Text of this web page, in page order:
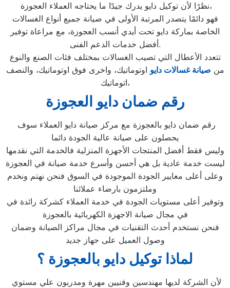
نظرًا لأن توكيل دايو يدرك جيدًا ما يحتاجه العملاء العجوزة،
فهو دائمًا يتصدر المرتبة الأولى في صيانة جميع أنواع الغسالات
الخاصة بماركة دايو تحت أيدي أنسب العجوزة، مع مراعاة توفير
أفضل خدمات الدعم الفنى.
تتعدد الأعطال التي تصيب الغسالات بمختلف فئات الصنع والنوع
من صيانة غسالات دايو اوتوماتيك، واخرى فوق اوتوماتيك، والنصف
اتوماتيك،
رقم ضمان دايو العجوزة
يحصلون على صيانة عالية الجودة دائما
وليس فقط أفضل المنتجات الأجهزة المنزلية فالخدمة التي نقدمها
ليست خدمة عادية بل هي أحسن وأسرع خدمة صيانة في العجوزة
وعلى أعلى معايير الجودة الموجودة في السوق فنحن نهتم ونخدم
وملتزمون بارضاء عملائنا
وتوفير أعلى مستويات الجودة في خدمة العملاء كشركة رائدة في
في مجال صيانة الاجهزة الكهربائية بالعجوزة
فنحن نستخدم أحدث التقنيات في مجال مراكز الصيانة وضمان
وصول العميل على جهاز جديد
لماذا توكيل دايو بالعجوزة ؟